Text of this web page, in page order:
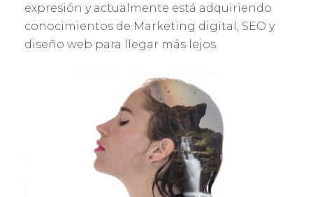
expresión y actualmente está adquiriendo
conocimientos de Marketing digital, SEO y
diseño web para llegar más lejos.